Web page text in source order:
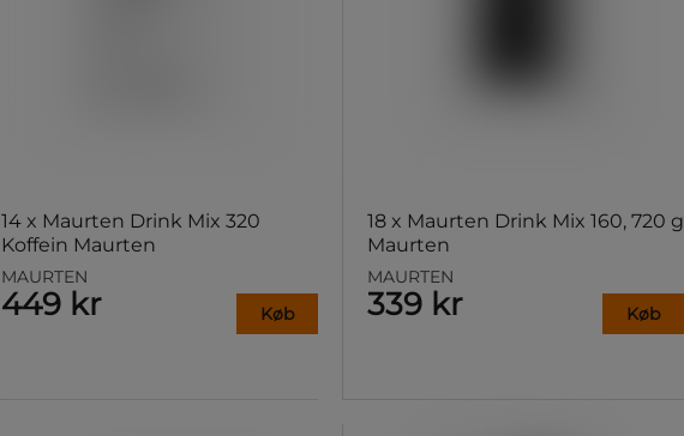
14 x Maurten Drink Mix 320
Koffein Maurten
MAURTEN
449 kr Køb
18 x Maurten Drink Mix 160, 720 g
Maurten
MAURTEN
339 kr Køb